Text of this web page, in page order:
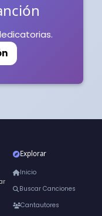
Explorar
Inicio
Buscar Canciones
Cantautores